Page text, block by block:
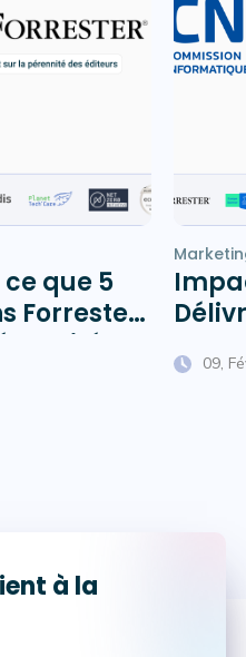
ce que 5
Forrester
09,
à la